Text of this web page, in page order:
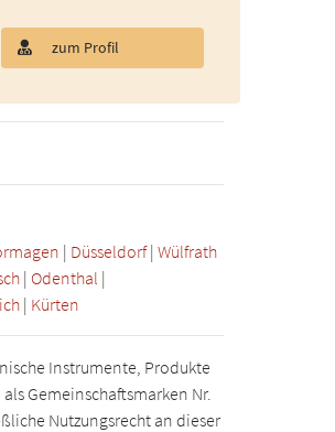
zum Profil
| Düsseldorf|Wülfrath
| Odenthal |
| Kürten
Instrumente, Produkte
Gemeinschaftsmarken Nr.
Nutzungsrecht an dieser